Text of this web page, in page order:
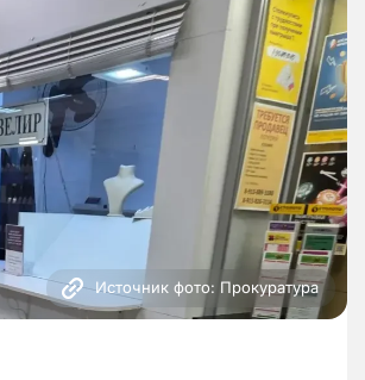
Источник фото: Прокуратура